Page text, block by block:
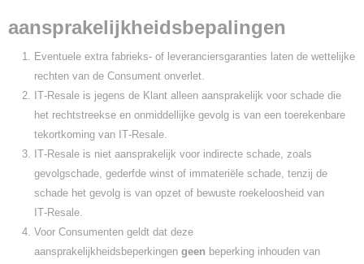
aansprakelijkheidsbepalingen
Eventuele extra fabrieks- of leveranciersgaranties laten de wettelijke
rechten van de Consument onverlet.
IT‑Resale is jegens de Klant alleen aansprakelijk voor schade die
het rechtstreekse en onmiddellijke gevolg is van een toerekenbare
tekortkoming van IT‑Resale.
IT‑Resale is niet aansprakelijk voor indirecte schade, zoals
gevolgschade, gederfde winst of immateriële schade, tenzij de
schade het gevolg is van opzet of bewuste roekeloosheid van
IT‑Resale.
Voor Consumenten geldt dat deze
aansprakelijkheidsbeperkingen geen beperking inhouden van